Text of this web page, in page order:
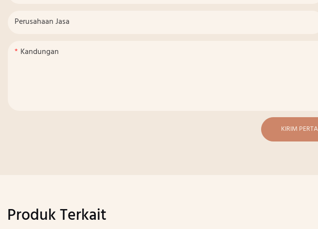
Perusahaan Jasa
Kandungan
KIRIM
Produk Terkait